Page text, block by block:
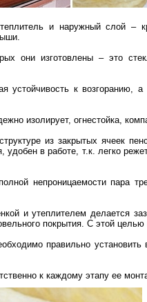
и наружный слой –
они изготовлены – это
устойчивость к возгоранию,
изолирует, огнестойка,
из закрытых ячеек
в работе, т.к. легко
непроницаемости пара
и утеплителем делается
покрытия. С этой целью
правильно установить
к каждому этапу ее